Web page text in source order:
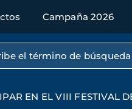
Campaña 2026
por texto completo
EN EL VIII FESTIVAL